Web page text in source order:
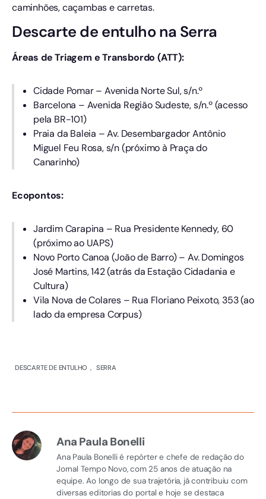
caminhões, caçambas e carretas.
Descarte de entulho na Serra
Áreas de Triagem e Transbordo (ATT):
Cidade Pomar – Avenida Norte Sul, s/n.º
Barcelona – Avenida Região Sudeste, s/n.º (acesso
pela BR-101)
Praia da Baleia – Av. Desembargador Antônio
Miguel Feu Rosa, s/n (próximo à Praça do
Canarinho)
Ecopontos:
Jardim Carapina – Rua Presidente Kennedy, 60
(próximo ao UAPS)
Novo Porto Canoa (João de Barro) – Av. Domingos
José Martins, 142 (atrás da Estação Cidadania e
Cultura)
Vila Nova de Colares – Rua Floriano Peixoto, 353 (ao
lado da empresa Corpus)
DESCARTE DE ENTULHO , SERRA
Ana Paula Bonelli
Ana Paula Bonelli é repórter e chefe de redação do
Jornal Tempo Novo, com 25 anos de atuação na
equipe. Ao longo de sua trajetória, já contribuiu com
diversas editorias do portal e hoje se destaca